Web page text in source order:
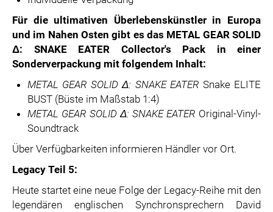
Für die ultimativen Überlebenskünstler in Europa
und im Nahen Osten gibt es das METAL GEAR SOLID
Δ: SNAKE EATER Collector's Pack in einer
Sonderverpackung mit folgendem Inhalt:
METAL GEAR SOLID Δ: SNAKE EATER Snake ELITE
BUST (Büste im Maßstab 1:4)
METAL GEAR SOLID Δ: SNAKE EATER Original-Vinyl-
Soundtrack
Über Verfügbarkeiten informieren Händler vor Ort.
Legacy Teil 5:
Heute startet eine neue Folge der Legacy-Reihe mit den
legendären englischen Synchronsprechern David